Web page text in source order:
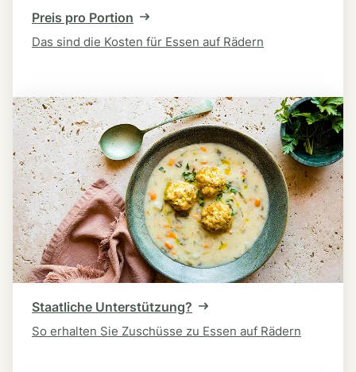
Preis pro Portion
Das sind die Kosten für Essen auf Rädern
Staatliche Unterstützung?
So erhalten Sie Zuschüsse zu Essen auf Rädern